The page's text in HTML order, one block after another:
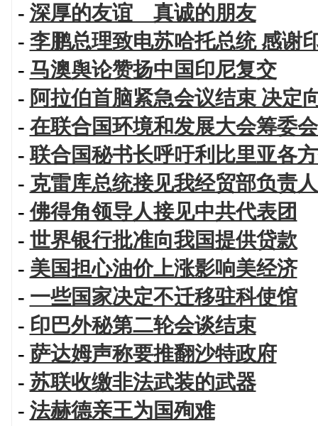
- 深厚的友谊 真诚的朋友
- 李鹏总理致电苏哈托总统 感谢
- 马澳舆论赞扬中国印尼复交
- 阿拉伯首脑紧急会议结束 决定
- 在联合国环境和发展大会筹委
-联合国秘书长呼吁利比里亚各
- 克雷库总统接见我经贸部负责
-佛得角领导人接见中共代表团
- 世界银行批准向我国提供贷款
- 美国担心油价上涨影响美经济
- 一些国家决定不迁移驻科使馆
- 印巴外秘第二轮会谈结束
- 萨达姆声称要推翻沙特政府
- 苏联收缴非法武装的武器
- 法赫德亲王为国殉难